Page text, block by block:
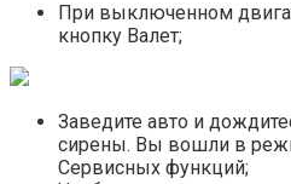
При выключенном
кнопку Валет;
Заведите авто и
сирены. Вы вошли в
Сервисных функций;